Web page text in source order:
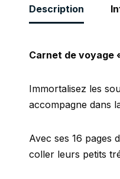
Description
Carnet de voyage
Immortalisez les
accompagne dans
Avec ses 16 pages
coller leurs petits